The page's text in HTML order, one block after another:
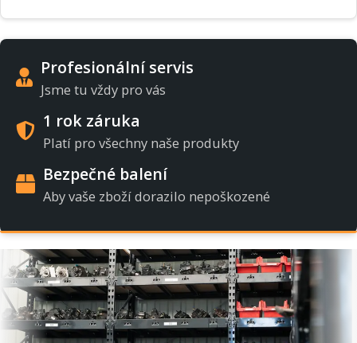
Profesionální servis
Jsme tu vždy pro vás
1 rok záruka
Platí pro všechny naše produkty
Bezpečné balení
Aby vaše zboží dorazilo nepoškozené